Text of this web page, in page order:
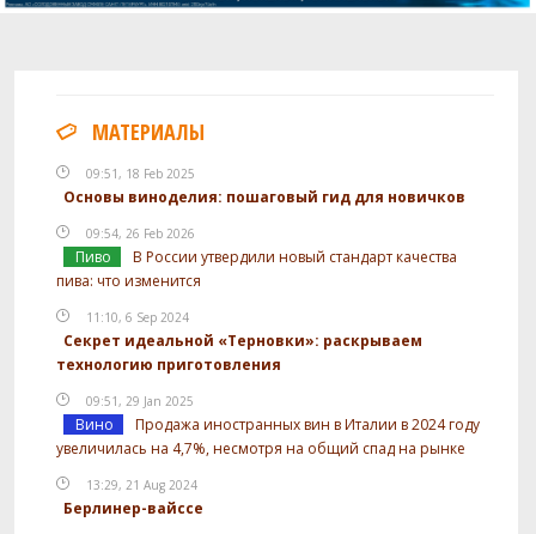
МАТЕРИАЛЫ
09:51, 18 Feb 2025
Основы виноделия: пошаговый гид для новичков
09:54, 26 Feb 2026
Пиво
В России утвердили новый стандарт качества
пива: что изменится
11:10, 6 Sep 2024
Секрет идеальной «Терновки»: раскрываем
технологию приготовления
09:51, 29 Jan 2025
Вино
Продажа иностранных вин в Италии в 2024 году
увеличилась на 4,7%, несмотря на общий спад на рынке
13:29, 21 Aug 2024
Берлинер-вайссе